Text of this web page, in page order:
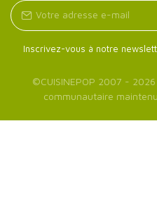
Inscrivez-vous à notre
©CUISINEPOP 2007 -
communautaire